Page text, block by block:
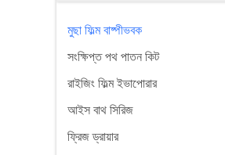
মুছা ফিল্ম বাষ্পীভবক
সংক্ষিপ্ত পথ পাতন কিট
রাইজিং ফিল্ম ইভাপোরার
আইস বাথ সিরিজ
ফ্রিজ ড্রায়ার